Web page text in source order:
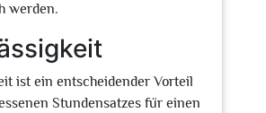
werden.
ist ein entscheidender Vorteil
Stundensatzes für einen